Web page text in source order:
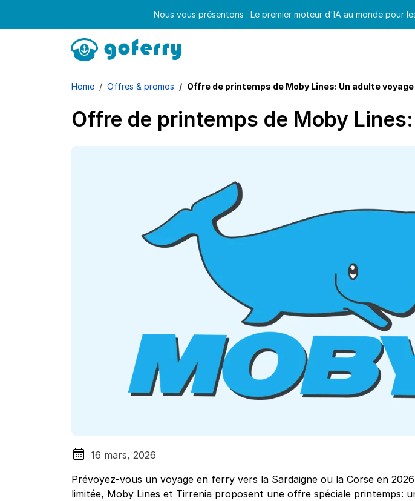
Nous vous présentons : Le premier moteur d'IA au monde pour
Home Offres & promos Offre de printemps de Moby Lines: Un adulte
Offre de printemps de Moby
16 mars, 2026
Prévoyez-vous un voyage en ferry vers la Sardaigne ou la Corse en
limitée, Moby Lines et Tirrenia proposent une offre spéciale printemps: